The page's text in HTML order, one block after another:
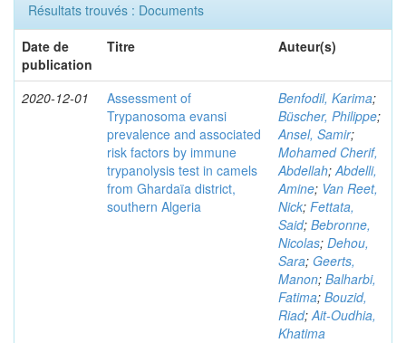
Résultats trouvés : Documents
Date de
publication
Titre Auteur(s)
2020-12-01
Assessment of
Trypanosoma evansi
prevalence and associated
risk factors by immune
trypanolysis test in camels
from Ghardaïa district,
southern Algeria
Benfodil, Karima;
Büscher, Philippe;
Ansel, Samir;
Mohamed Cherif,
Abdellah;Abdelli,
Amine; Van Reet,
Nick; Fettata,
Said; Bebronne,
Nicolas; Dehou,
Sara; Geerts,
Manon; Balharbi,
Fatima; Bouzid,
Riad;Ait-Oudhia,
Khatima